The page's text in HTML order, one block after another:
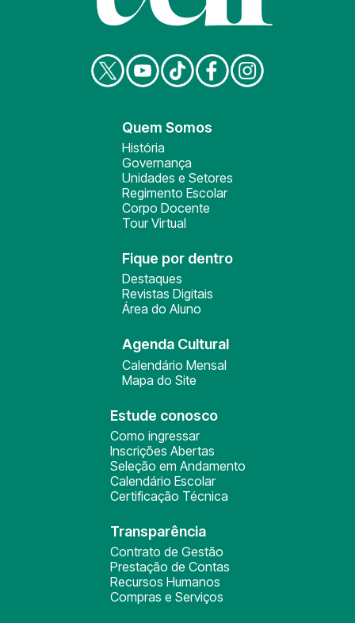
Quem Somos
História
Governança
Unidades e Setores
Regimento Escolar
Corpo Docente
Tour Virtual
Fique por dentro
Destaques
Revistas Digitais
Área do Aluno
Agenda Cultural
Calendário Mensal
Mapa do Site
Estude conosco
Como ingressar
Inscrições Abertas
Seleção em Andamento
Calendário Escolar
Certificação Técnica
Transparência
Contrato de Gestão
Prestação de Contas
Recursos Humanos
Compras e Serviços